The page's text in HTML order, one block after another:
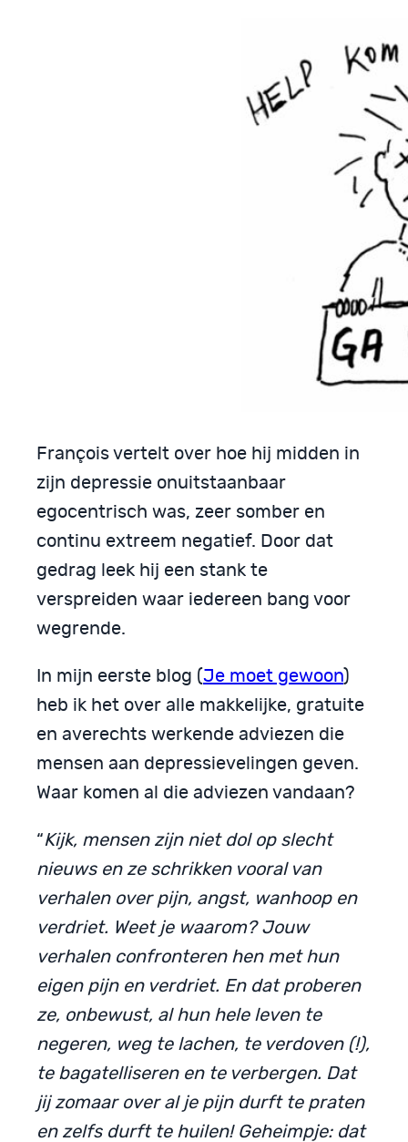
François vertelt over hoe hij midden in
zijn depressie onuitstaanbaar
egocentrisch was, zeer somber en
continu extreem negatief. Door dat
gedrag leek hij een stank te
verspreiden waar iedereen bang voor
wegrende.
In mijn eerste blog (Je moet gewoon)
heb ik het over alle makkelijke, gratuite
en averechts werkende adviezen die
mensen aan depressievelingen geven.
Waar komen al die adviezen vandaan?
“Kijk, mensen zijn niet dol op slecht
nieuws en ze schrikken vooral van
verhalen over pijn, angst, wanhoop en
verdriet. Weet je waarom? Jouw
verhalen confronteren hen met hun
eigen pijn en verdriet. En dat proberen
ze, onbewust, al hun hele leven te
negeren, weg te lachen, te verdoven (!),
te bagatelliseren en te verbergen. Dat
jij zomaar over al je pijn durft te praten
en zelfs durft te huilen! Geheimpje: dat